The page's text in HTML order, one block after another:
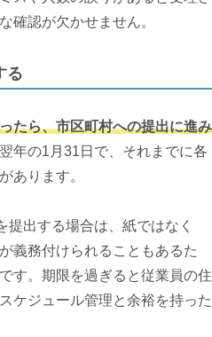
確認が欠かせません。
る
たら、市区町村への提出に進み
年の1月31日で、それまでに各
あります。
出する場合は、紙ではなく
義務付けられることもあるた
す。期限を過ぎると従業員の住
ケジュール管理と余裕を持った